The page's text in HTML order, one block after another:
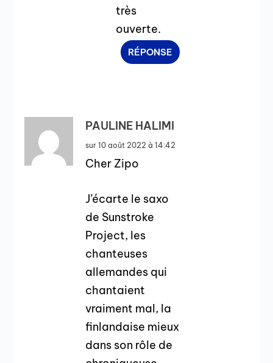
très
ouverte.
RÉPONSE
PAULINE HALIMI
sur 10 août 2022 à 14:42
Cher Zipo
J’écarte le saxo
de Sunstroke
Project, les
chanteuses
allemandes qui
chantaient
vraiment mal, la
finlandaise mieux
dans son rôle de